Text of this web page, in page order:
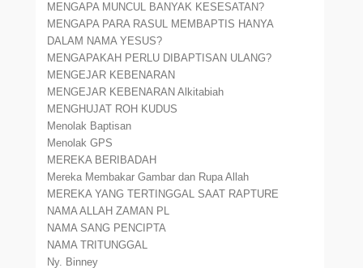
MENGAPA MUNCUL BANYAK KESESATAN?
MENGAPA PARA RASUL MEMBAPTIS HANYA
DALAM NAMA YESUS?
MENGAPAKAH PERLU DIBAPTISAN ULANG?
MENGEJAR KEBENARAN
MENGEJAR KEBENARAN Alkitabiah
MENGHUJAT ROH KUDUS
Menolak Baptisan
Menolak GPS
MEREKA BERIBADAH
Mereka Membakar Gambar dan Rupa Allah
MEREKA YANG TERTINGGAL SAAT RAPTURE
NAMA ALLAH ZAMAN PL
NAMA SANG PENCIPTA
NAMA TRITUNGGAL
Ny. Binney